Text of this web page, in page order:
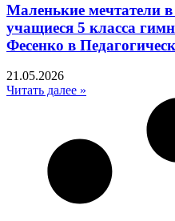
Маленькие мечтатели
учащиеся 5 класса
Фесенко в
21.05.2026
Читать далее »